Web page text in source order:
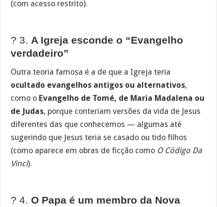
(com acesso restrito).
? 3. A Igreja esconde o “Evangelho
verdadeiro”
Outra teoria famosa é a de que a Igreja teria
ocultado evangelhos antigos ou alternativos,
como o Evangelho de Tomé, de Maria Madalena ou
de Judas, porque conteriam versões da vida de Jesus
diferentes das que conhecemos — algumas até
sugerindo que Jesus teria se casado ou tido filhos
(como aparece em obras de ficção como O Código Da
Vinci).
?️ 4. O Papa é um membro da Nova